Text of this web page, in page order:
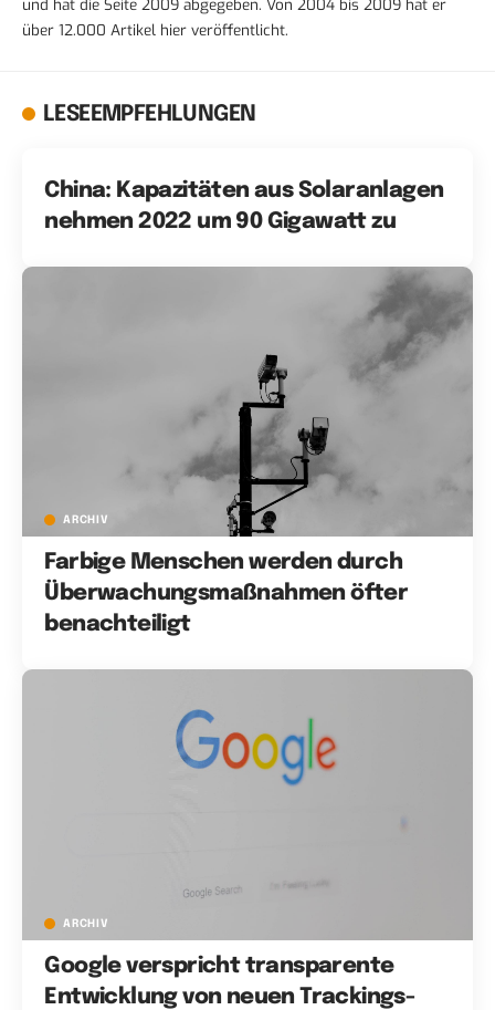
und hat die Seite 2009 abgegeben. Von 2004 bis 2009 hat er
über 12.000 Artikel hier veröffentlicht.
LESEEMPFEHLUNGEN
China: Kapazitäten aus Solaranlagen
nehmen 2022 um 90 Gigawatt zu
ARCHIV
Farbige Menschen werden durch
Überwachungsmaßnahmen öfter
benachteiligt
ARCHIV
Google verspricht transparente
Entwicklung von neuen Trackings-